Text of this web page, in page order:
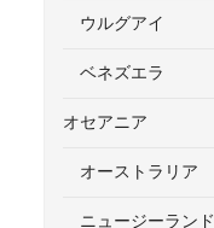
ウルグアイ
ベネズエラ
オセアニア
オーストラリア
ニュージーランド